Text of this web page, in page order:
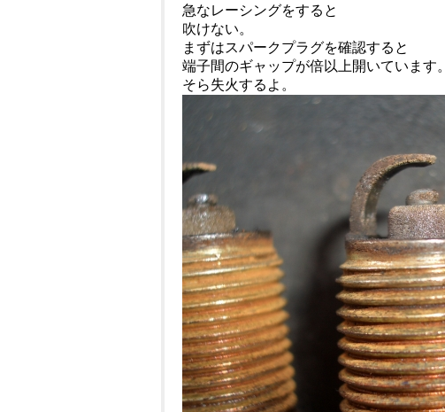
急なレーシングをすると
吹けない。
まずはスパークプラグを確認すると
端子間のギャップが倍以上開いています。
そら失火するよ。